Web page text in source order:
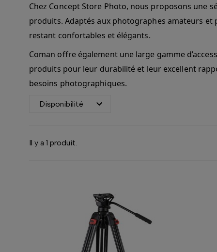
Chez Concept Store Photo, nous proposons une
produits. Adaptés aux photographes amateurs
restant confortables et élégants.
Coman offre également une large gamme
produits pour leur durabilité et leur excellent
besoins photographiques.
Disponibilité 
Il y a 1 produit.